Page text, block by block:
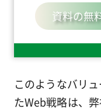
資料の無
このようなバリ
たWeb戦略は、